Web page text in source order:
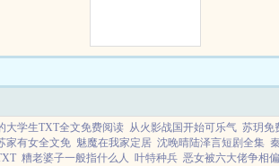
大学生TXT全文免费阅读 从火影战国开始可乐气 苏玥免
家有女全文免 魅魔在我家定居 沈晚晴陆泽言短剧全集
糟老婆子一般指什么人 叶特种兵 恶女被六大佬争相